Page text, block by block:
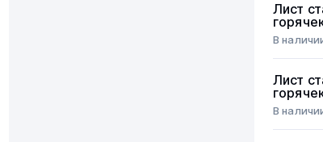
Лист
В
Лист
В